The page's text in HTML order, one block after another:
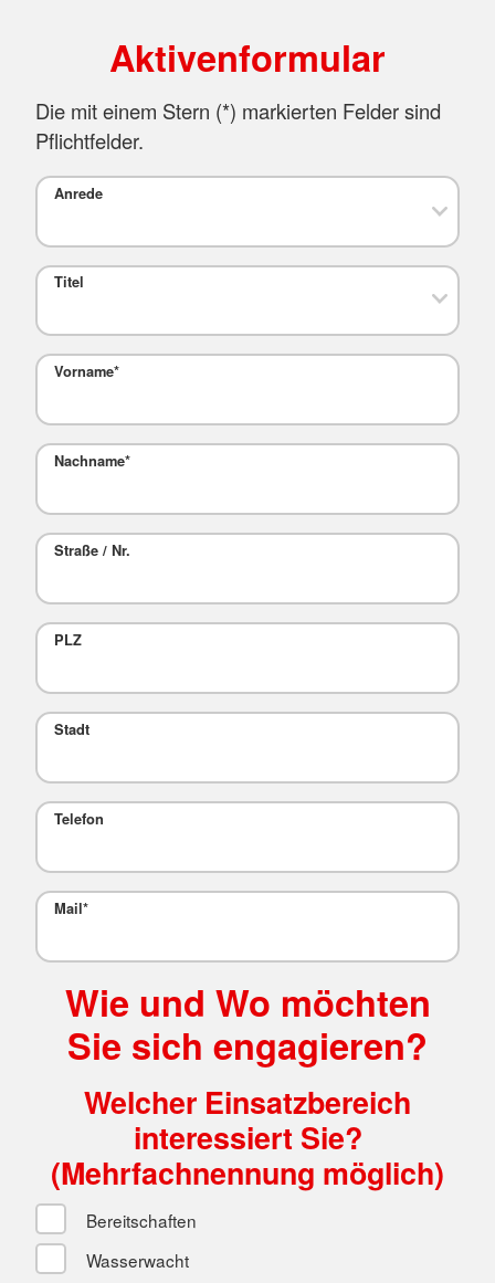
Aktivenformular
Die mit einem Stern (*) markierten Felder sind
Pflichtfelder.
Anrede
Titel
Vorname*
Nachname*
Straße / Nr.
PLZ
Stadt
Telefon
Mail*
Wie und Wo möchten
Sie sich engagieren?
Welcher Einsatzbereich
interessiert Sie?
(Mehrfachnennung möglich)
Bereitschaften
Wasserwacht